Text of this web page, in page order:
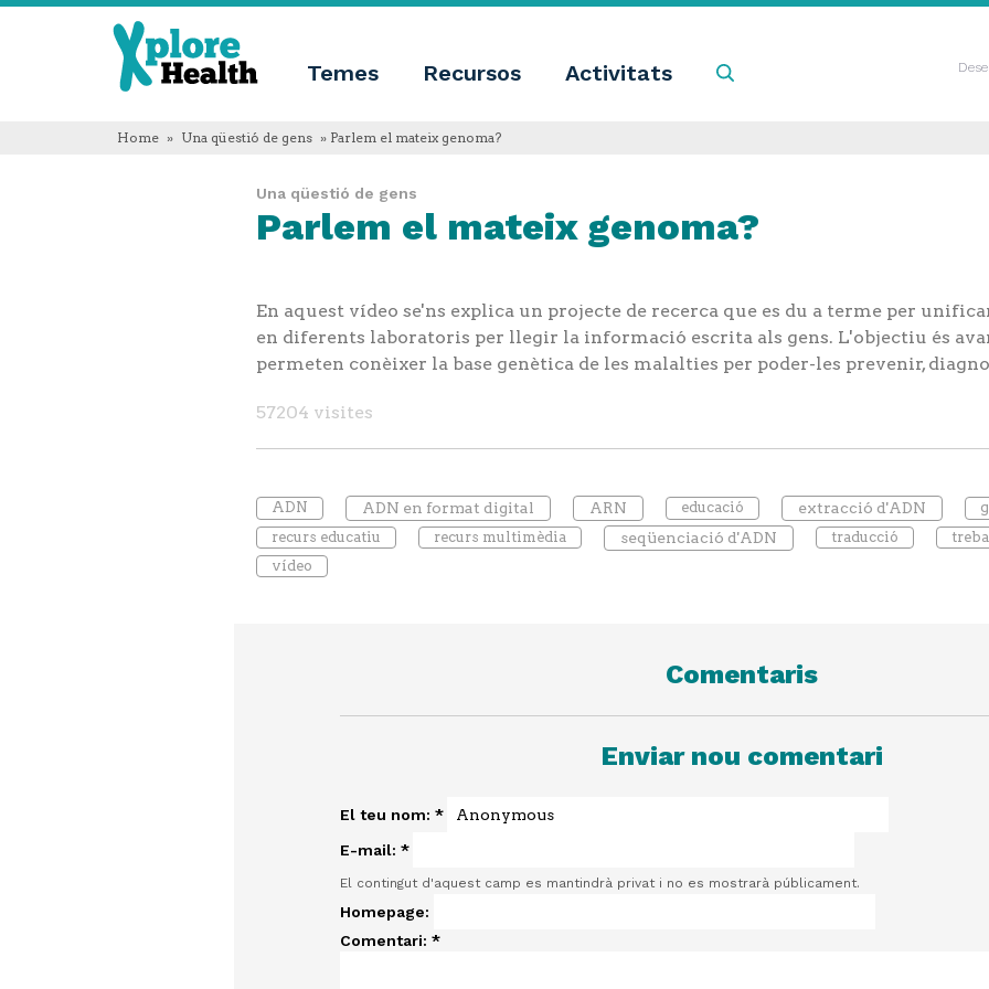
Xplore
Health
Temes Recursos Activitats
Xplore
som
Innovació
educativa
English
Español
Français
Polski
Home » Una qüestió de gens » Parlem el mateix genoma?
Una qüestió de gens
Parlem el mateix genoma?
En aquest vídeo se'ns explica un projecte de recerca que es du a terme per
en diferents laboratoris per llegir la informació escrita als gens. L'objectiu és
permeten conèixer la base genètica de les malalties per poder-les prevenir,
57204 visites
ADN ADN en format digital ARN educació extracció d'ADN
recurs educatiu
recurs multimèdia seqüenciació d'ADN traducció
vídeo
Comentaris
Enviar nou comentari
El teu nom: *
E-mail: *
El contingut d'aquest camp es mantindrà privat i no es mostrarà públicament.
Homepage:
Comentari: *